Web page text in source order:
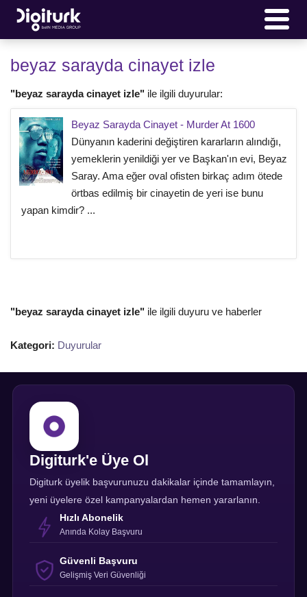
beyaz sarayda cinayet izle
"beyaz sarayda cinayet izle" ile ilgili duyurular:
Beyaz Sarayda Cinayet - Murder At 1600
Dünyanın kaderini değiştiren kararların alındığı,
yemeklerin yenildiği yer ve Başkan'ın evi, Beyaz
Saray. Ama eğer oval ofisten birkaç adım ötede
örtbas edilmiş bir cinayetin de yeri ise bunu
yapan kimdir? ...
"beyaz sarayda cinayet izle" ile ilgili duyuru ve haberler
Kategori: Duyurular
Digiturk'e Üye Ol
Digiturk üyelik başvurunuzu dakikalar içinde tamamlayın,
yeni üyelere özel kampanyalardan hemen yararlanın.
Hızlı Abonelik
Anında Kolay Başvuru
Güvenli Başvuru
Gelişmiş Veri Güvenliği